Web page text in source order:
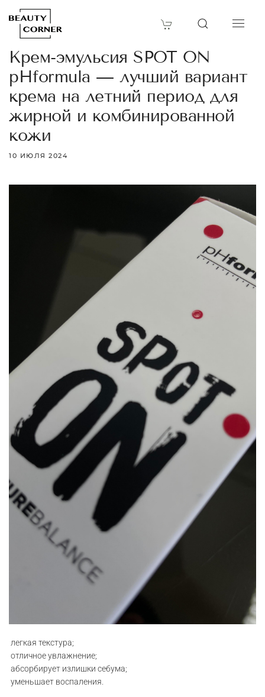
Крем-эмульсия SPOT ON
pHformula — лучший вариант
крема на летний период для
жирной и комбинированной
кожи
10 ИЮЛЯ 2024
️ легкая текстура;
️ отличное увлажнение;
️ абсорбирует излишки себума;
️ уменьшает воспаления.